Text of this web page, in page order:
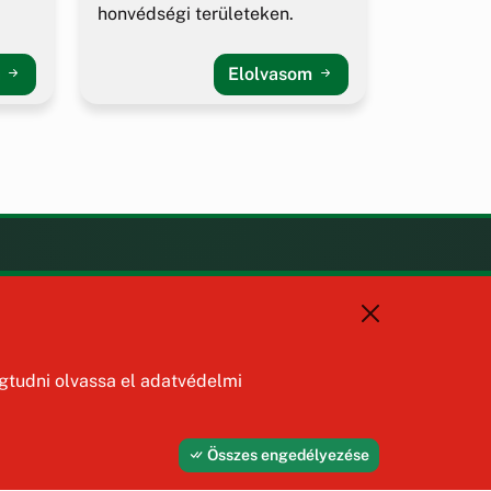
honvédségi területeken.
Elolvasom
KAPCSOLAT
8192 Hajmáskér, Kossuth Lajos
olvassa el adatvédelmi
Összes engedélyezése